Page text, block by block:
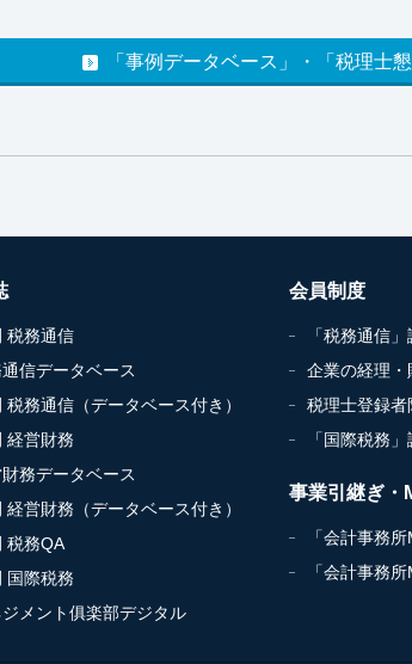
「事例データベース」・「税理士
税務通信
信データベース
税務通信（データベース付き）
経営財務
務データベース
経営財務（データベース付き）
税務QA
国際税務
メント俱楽部デジタル
会員制度
「税務通信
企業の経理
税理士登録
「国際税務
事業引継ぎ・
「会計事務
「会計事務